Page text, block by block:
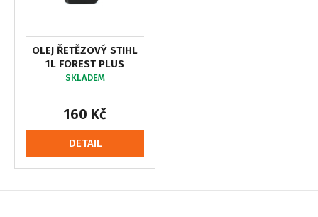
OLEJ ŘETĚZOVÝ STIHL
1L FOREST PLUS
SKLADEM
160 Kč
DETAIL